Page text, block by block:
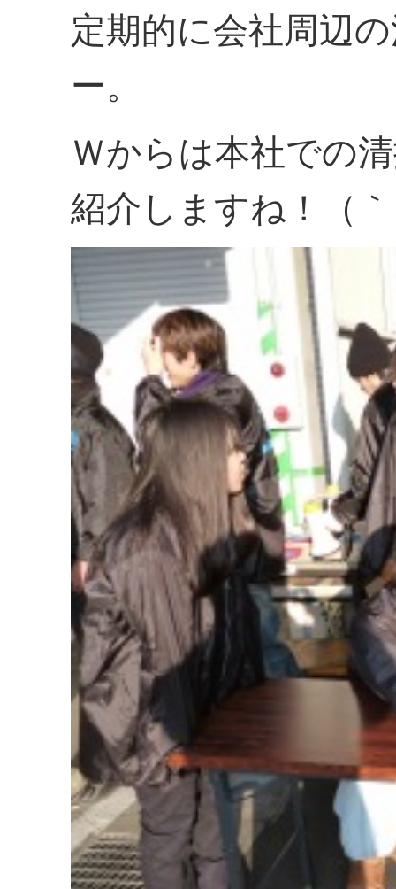
定期的に会社周辺
ー。
Ｗからは本社での
紹介しますね！（